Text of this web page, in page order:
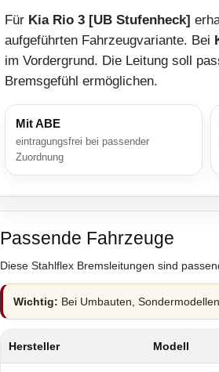
Für Kia Rio 3 [UB Stufenheck]
aufgeführten Fahrzeugvariante. Bei
im Vordergrund. Die Leitung soll
Bremsgefühl ermöglichen.
Mit ABE
eintragungsfrei bei passender
Zuordnung
Passende Fahrzeuge
Diese Stahlflex Bremsleitungen sind
Wichtig: Bei Umbauten,
Hersteller Modell